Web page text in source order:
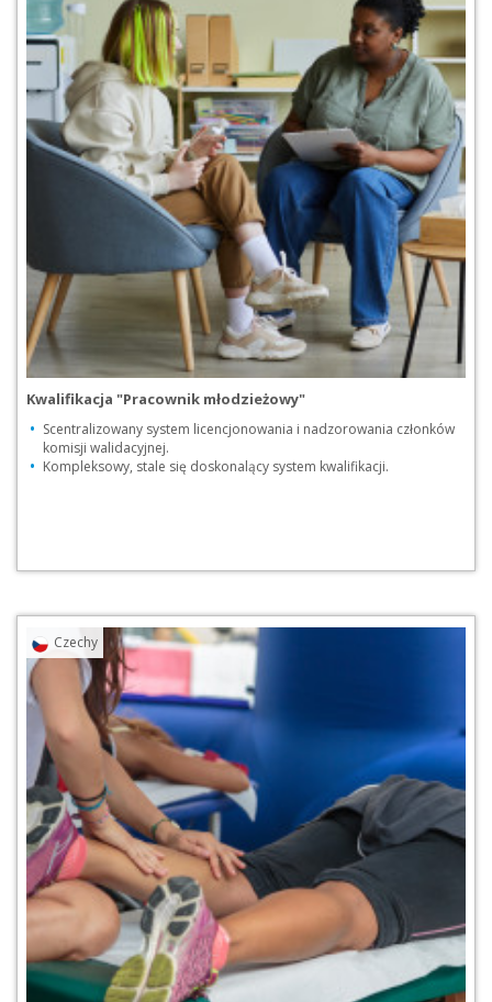
Kwalifikacja "Pracownik młodzieżowy"
Scentralizowany system licencjonowania i nadzorowania członków
komisji walidacyjnej.
Kompleksowy, stale się doskonalący system kwalifikacji.
Czechy
Przejdź do praktyki
Pobierz pdf [PDF,